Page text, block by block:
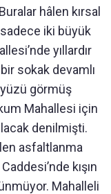
hâlen kırsal
sadece iki büyük
yıllardır
sokak devamlı
görmüş
Mahallesi için
denilmişti.
asfaltlanma
kışın
Mahalleli